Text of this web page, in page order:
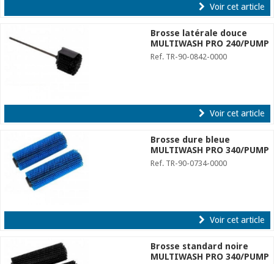
Voir cet article
Brosse latérale douce
MULTIWASH PRO 240/PUMP
Ref. TR-90-0842-0000
Voir cet article
Brosse dure bleue
MULTIWASH PRO 340/PUMP
Ref. TR-90-0734-0000
Voir cet article
Brosse standard noire
MULTIWASH PRO 340/PUMP